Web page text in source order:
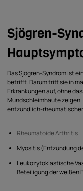
Sjögren-
Das Sjögren-Syndrom ist
betrifft. Darum tritt sie in
Erkrankungen auf, ohne
Mundschleimhäute
entzündlich-
Rheumatoide Arthritis
Myositis (Entzündung
Leukozytoklastische
Beteiligung der weißen